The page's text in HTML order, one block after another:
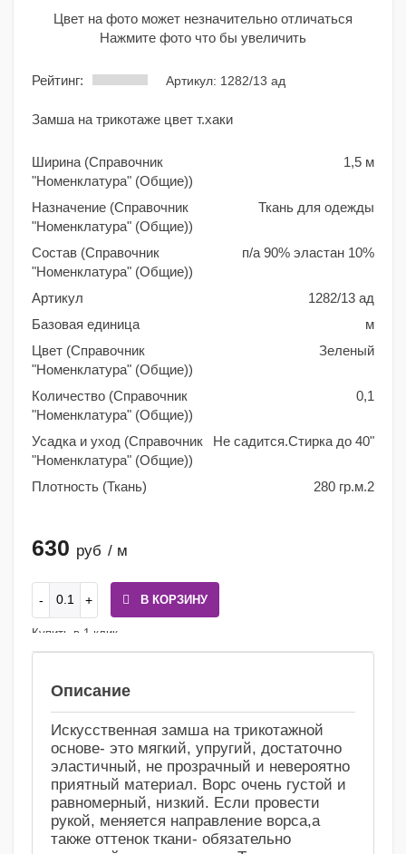
Цвет на фото может незначительно отличаться
Нажмите фото что бы увеличить
Рейтинг: Артикул: 1282/13 ад
Замша на трикотаже цвет т.хаки
Ширина (Справочник
"Номенклатура" (Общие))
1,5 м
Назначение (Справочник
"Номенклатура" (Общие))
Ткань для одежды
Состав (Справочник
"Номенклатура" (Общие))
п/а 90% эластан 10%
Артикул
1282/13 ад
Базовая единица
м
Цвет (Справочник
"Номенклатура" (Общие))
Зеленый
Количество (Справочник
"Номенклатура" (Общие))
0,1
Усадка и уход (Справочник
"Номенклатура" (Общие))
Не садится.Стирка до 40"
Плотность (Ткань) 280 гр.м.2
630 руб / м
В КОРЗИНУ
Купить в 1 клик
Описание
Искусственная замша на трикотажной
основе- это мягкий, упругий, достаточно
эластичный, не прозрачный и невероятно
приятный материал. Ворс очень густой и
равномерный, низкий. Если провести
рукой, меняется направление ворса,а
также оттенок ткани- обязательно